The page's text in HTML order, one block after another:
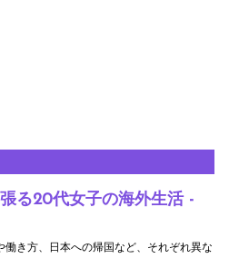
る20代女子の海外生活 -
働き方、日本への帰国など、それぞれ異な